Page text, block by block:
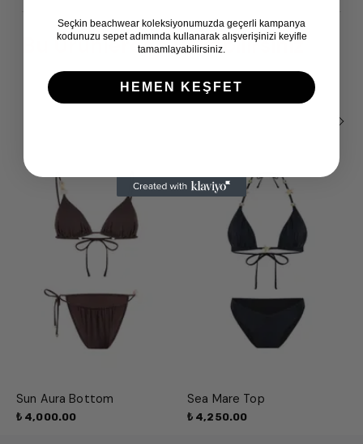
Bu Ürünlerede Bakabilirsiniz
Sun Aura Bottom
₺ 4,000.00
Sea Mare Top
₺ 4,250.00
Seçkin beachwear koleksiyonumuzda geçerli kampanya
kodunuzu sepet adımında kullanarak alışverişinizi keyifle
tamamlayabilirsiniz.
HEMEN KEŞFET